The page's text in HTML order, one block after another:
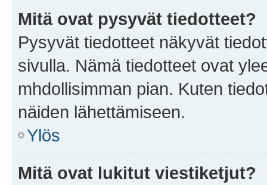
Mitä ovat pysyvät tiedotteet?
Pysyvät tiedotteet näkyvät
sivulla. Nämä tiedotteet ovat
mhdollisimman pian. Kuten
näiden lähettämiseen.
Ylös
Mitä ovat lukitut viestiketjut?